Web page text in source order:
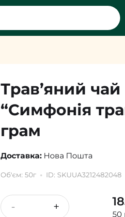
Трав’яний
“Симфонія
грам
Доставка: Нова Пошта
Об'єм: 50г ID: SKUUA3212482048
- +
50